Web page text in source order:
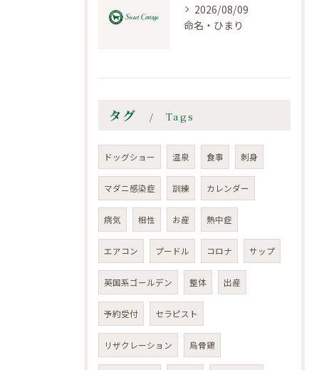
2026/08/09
命名・ひまり
タグ Tags
ドッグショー 温泉 食事 刺身
マダニ感染症 訓練 カレンダー
病気 相性 お産 熱中症
エアコン プードル コロナ サップ
英国系ゴールデン 整体 出産
予約受付 セラピスト
リザクレーション 烏骨鶏